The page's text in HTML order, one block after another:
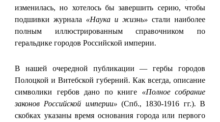
изменилась, но хотелось бы завершить серию, чтобы
подшивки журнала «Наука и жизнь» стали наиболее
полным иллюстрированным справочником по
геральдике городов Российской империи.
В нашей очередной публикации — гербы городов
Полоцкой и Витебской губерний. Как всегда, описание
символики гербов дано по книге «Полное собрание
законов Российской империи» (Спб., 1830-1916 гг.). В
скобках указаны время основания города или первого